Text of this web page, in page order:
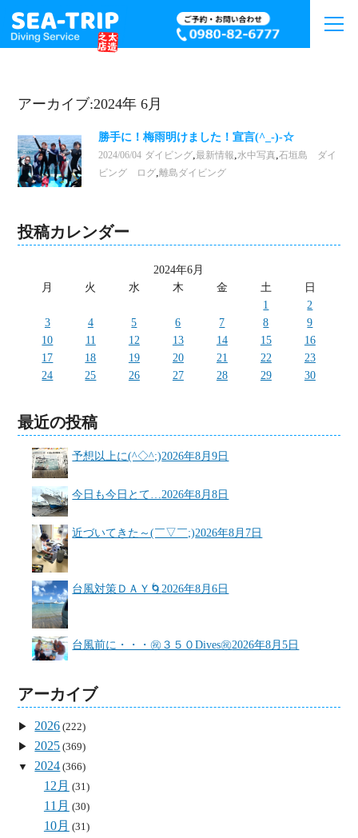
アーカイブ:2024年 6月
勝手に！梅雨明けました！宣言(^_-)-☆
2024/06/04 ダイビング,最新情報,水中写真,石垣島 ダイ
ビング ログ,離島ダイビング
投稿カレンダー
2024年6月
月
火 水 木 金 土
日
1
2
3
4 5 6 7 8
9
10
11 12 13 14 15
16
17
18 19 20 21 22
23
24
25 26 27 28 29 30
最近の投稿
予想以上に(^◇^;)2026年8月9日
今日も今日とて…2026年8月8日
近づいてきた～(￣▽￣;)2026年8月7日
台風対策ＤＡＹ🌀2026年8月6日
台風前に・・・㊗３５０Dives㊗2026年8月5日
アーカイブ
2026 (222)
2025 (369)
2024 (366)
12月 (31)
11月 (30)
10月 (31)